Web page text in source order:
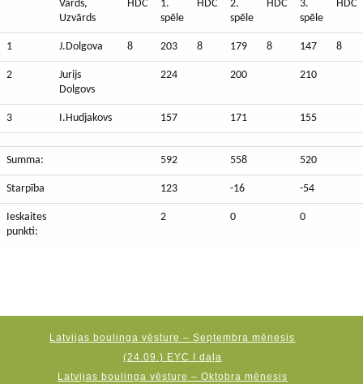
Vārds,
Uzvārds
HDC
1.
spēle
HDC
2.
spēle
HDC
3.
spēle
HDC
1 J.Dolgova 8 203 8 179 8 147 8
2
Jurijs
Dolgovs
224 200 210
3 I.Hudjakovs 157 171 155
Summa: 592 558 520
Starpība 123 -16 -54
Ieskaites
punkti:
2 0 0
Latvijas boulinga vēsture – Septembra mēnesis
(24.09.) EYC I daļa
Latvijas boulinga vēsture – Oktobra mēnesis